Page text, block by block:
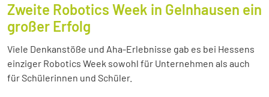
Zweite Robotics Week in Gelnhausen ein
großer Erfolg
Viele Denkanstöße und Aha-Erlebnisse gab es bei Hessens
einziger Robotics Week sowohl für Unternehmen als auch
für Schülerinnen und Schüler.